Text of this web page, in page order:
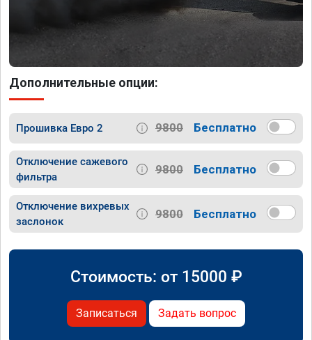
Дополнительные опции:
Прошивка Евро 2 9800 Бесплатно
Отключение сажевого
фильтра
9800 Бесплатно
Отключение вихревых
заслонок
9800 Бесплатно
Стоимость: от 15000 ₽
Записаться Задать вопрос